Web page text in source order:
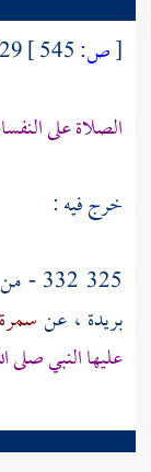
[ص:
29 - باب
الصلاة على
خرج فيه :
325 332 - من حديث
بريدة ، عن
عليها النبي صلى